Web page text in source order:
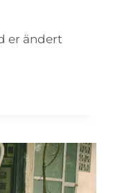
er ändert